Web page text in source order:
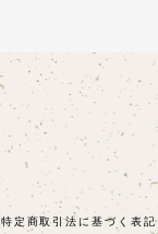
特定商取引法に基づく表記